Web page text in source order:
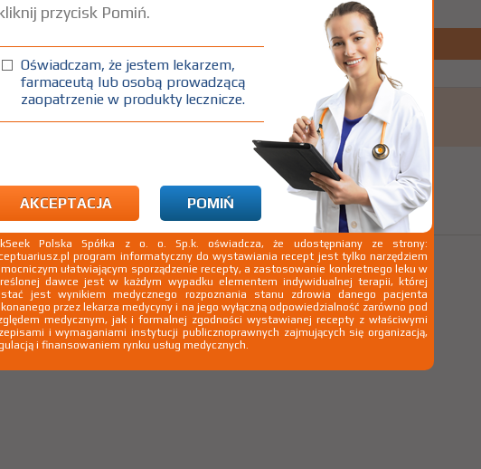
przycisk Pomiń.
Oświadczam, że jestem lekarzem,
farmaceutą lub osobą prowadzącą
zaopatrzenie w produkty lecznicze.
AKCEPTACJA POMIŃ
Polska Spółka z o. o. Sp.k. oświadcza, że udostępniany ze strony:
program informatyczny do wystawiania recept jest tylko narzędziem
ułatwiającym sporządzenie recepty, a zastosowanie konkretnego leku w
dawce jest w każdym wypadku elementem indywidualnej terapii, której
jest wynikiem medycznego rozpoznania stanu zdrowia danego pacjenta
przez lekarza medycyny i na jego wyłączną odpowiedzialność zarówno pod
medycznym, jak i formalnej zgodności wystawianej recepty z właściwymi
i wymaganiami instytucji publicznoprawnych zajmujących się organizacją,
i finansowaniem rynku usług medycznych.